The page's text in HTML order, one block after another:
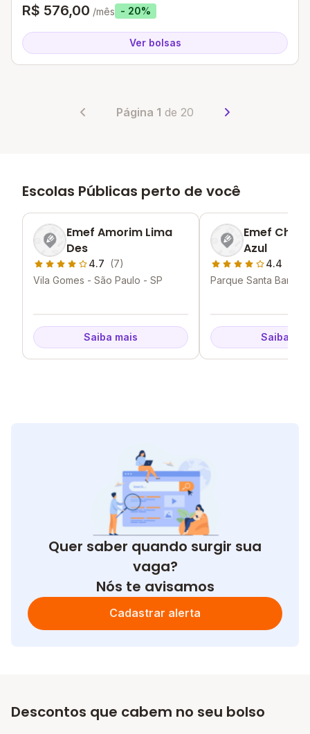
R$ 576,00 /mês - 20%
Ver bolsas
Página 1 de 20
Escolas Públicas perto de você
Emef Amorim Lima
Des
4.7 (7)
Vila Gomes - São Paulo - SP
Saiba mais
Emef
Azul
4.4
Parque Santa
Saiba
Quer saber quando surgir sua
vaga?
Nós te avisamos
Cadastrar alerta
Descontos que cabem no seu bolso